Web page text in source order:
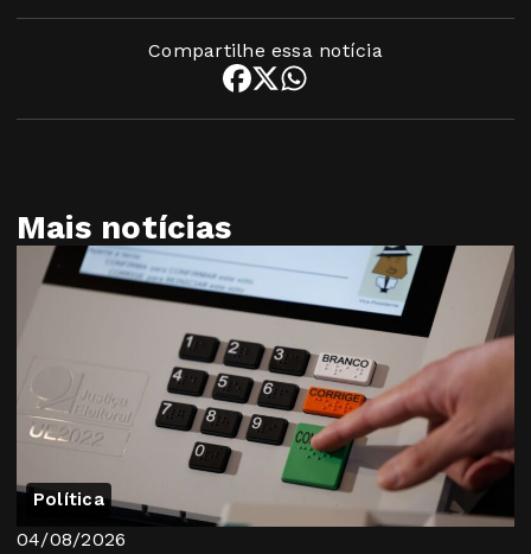
Compartilhe essa notícia
Mais notícias
Política
04/08/2026